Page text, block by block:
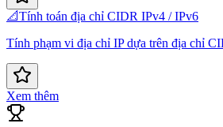
📐Tính toán địa chỉ CIDR IPv4 / IPv6
Tính phạm vi địa chỉ IP dựa trên địa chỉ
Xem thêm